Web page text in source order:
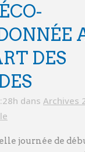
DES
dans Archives
journée de